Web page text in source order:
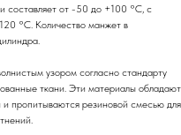
составляет от -50 до +100 °C, с
°C. Количество манжет в
узором согласно стандарту
ткани. Эти материалы обладают
пропитываются резиновой смесью для